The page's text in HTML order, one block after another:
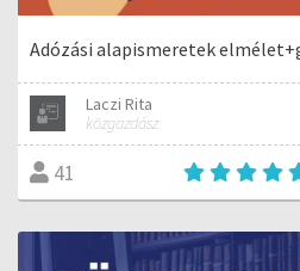
Adózási alapismeretek
Laczi Rita
közgazdász
41